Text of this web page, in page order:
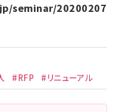
seminar/20200207
#RFP #リニューアル